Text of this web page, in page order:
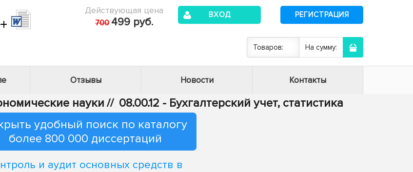
+
Действующая цена
700 499 руб.
ВХОД РЕГИСТРАЦИЯ
Товаров: На сумму:
Отзывы Новости Контакты
науки // 08.00.12 - Бухгалтерский учет, статистика
удобный поиск по каталогу
более 800 000 диссертаций
и аудит основных средств в